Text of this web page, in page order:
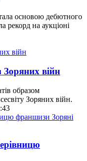
основою дебютного
рекорд на аукціоні
Зоряних війн
образом
Зоряних війн.